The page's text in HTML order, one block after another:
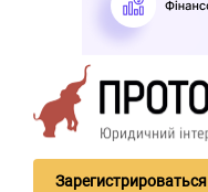
Зарегистрироваться